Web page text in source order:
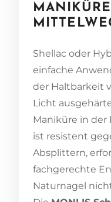
Shellac oder
einfache
der Haltbarkeit
Licht
Maniküre in der
ist resistent
Absplittern,
fachgerechte
Naturnagel